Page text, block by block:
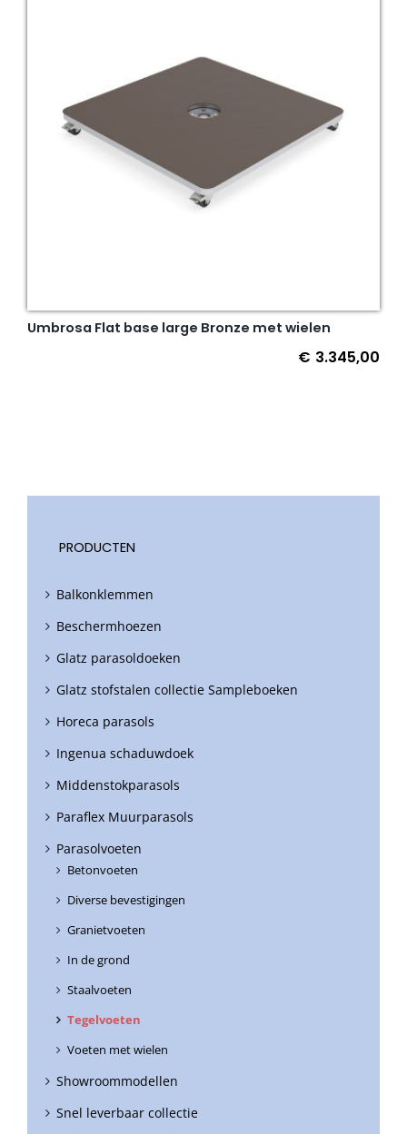
Umbrosa Flat base large Bronze met wielen
€ 3.345,00
PRODUCTEN
Balkonklemmen
Beschermhoezen
Glatz parasoldoeken
Glatz stofstalen collectie Sampleboeken
Horeca parasols
Ingenua schaduwdoek
Middenstokparasols
Paraflex Muurparasols
Parasolvoeten
Betonvoeten
Diverse bevestigingen
Granietvoeten
In de grond
Staalvoeten
Tegelvoeten
Voeten met wielen
Showroommodellen
Snel leverbaar collectie